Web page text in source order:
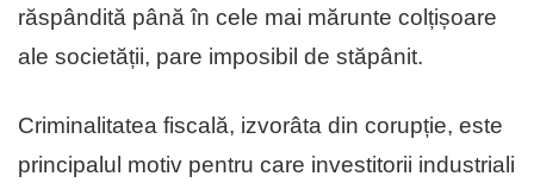
răspândită până în cele mai mărunte colțișoare
ale societății, pare imposibil de stăpânit.
Criminalitatea fiscală, izvorâta din corupție, este
principalul motiv pentru care investitorii industriali